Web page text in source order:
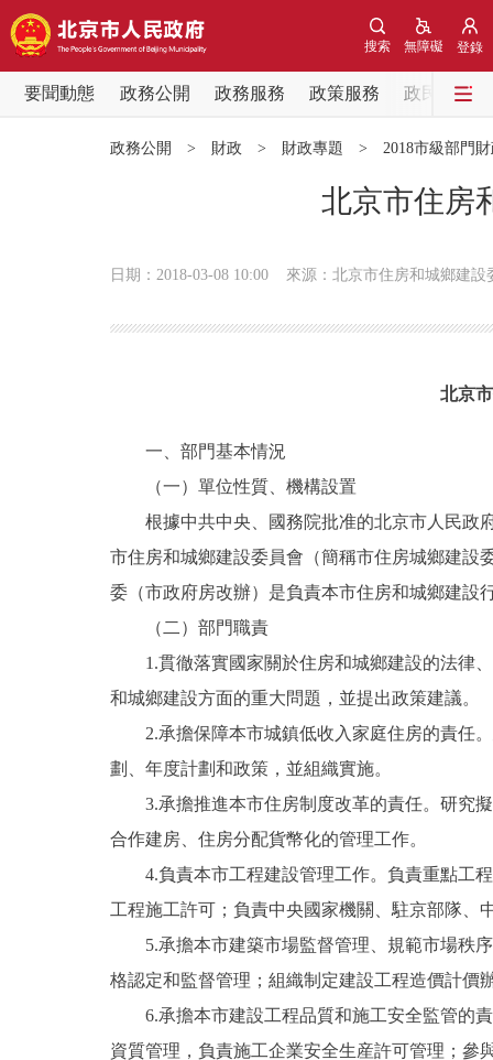
登錄
無障礙
搜索
要聞動態 政務公開 政務服務 政策服務
政民互動
政策兌現
決策公開
政務服務
個人服務
便民服務
仲介服務
政民互動
12345網上接訴即辦
參與調查
政務公開 > 財政 > 財政專題 > 2018市級部門
北京市住房
日期：2018-03-08 10:00 來源：北京市住房和城鄉建設
北京
一、部門基本情況
（一）單位性質、機構設置
根據中共中央、國務院批准的北京市人民政府
市住房和城鄉建設委員會（簡稱市住房城鄉建設
委（市政府房改辦）是負責本市住房和城鄉建設
（二）部門職責
1.貫徹落實國家關於住房和城鄉建設的法律、
和城鄉建設方面的重大問題，並提出政策建議。
2.承擔保障本市城鎮低收入家庭住房的責任。
劃、年度計劃和政策，並組織實施。
3.承擔推進本市住房制度改革的責任。研究擬
合作建房、住房分配貨幣化的管理工作。
4.負責本市工程建設管理工作。負責重點工程
工程施工許可；負責中央國家機關、駐京部隊、
5.承擔本市建築市場監督管理、規範市場秩序
格認定和監督管理；組織制定建設工程造價計價
6.承擔本市建設工程品質和施工安全監管的責
資質管理，負責施工企業安全生産許可管理；參